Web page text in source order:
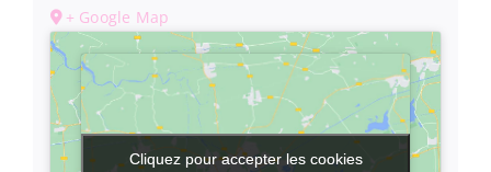
+ Google Map
Cliquez pour accepter les cookies
Cliquez pour accepter les cookies